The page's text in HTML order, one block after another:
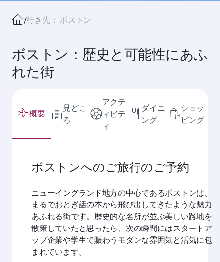
/行き先： ボストン
ボストン：歴史と可能性にあふ
れた街
概要
見どこ
ろ
アクテ
ィビテ
ィ
ダイニ
ング
ショッ
ピング
ボストンへのご旅行のご予約
ニューイングランド地方の中心であるボストンは、
まるでおとぎ話の本から飛び出してきたような魅力
あふれる街です。歴史的な名所が並ぶ美しい路地を
散策していたと思ったら、次の瞬間にはスタートア
ップ企業や学生で賑わうモダンな雰囲気と活気に包
まれています。